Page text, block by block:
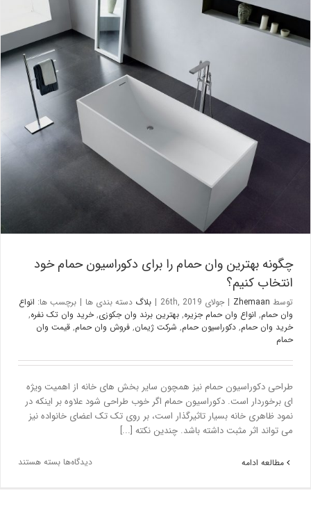
چگونه بهترین وان حمام را برای دکوراسیون حمام خود انتخاب کنیم؟
بلاگ
چگونه بهترین وان حمام را برای دکوراسیون حمام خود
انتخاب کنیم؟
توسطZhemaan
| جولای 26th, 2019 | بلاگدسته بندی ها برچسب ها: انواع
وان حمام,انواع وان حمام جزیره,بهترین برند وان جکوزی,خرید وان تک نفره ,
خرید وان حمام,دکوراسیون حمام,شرکت ژیمان,فروش وان حمام,قیمت وان
حمام
طراحی دکوراسیون حمام نیز همچون سایر بخش های خانه از اهمیت ویژه
ای برخوردار است. دکوراسیون حمام اگر خوب طراحی شود علاوه بر اینکه در
نمود ظاهری خانه بسیار تاثیرگذار است، بر روی تک تک اعضای خانواده نیز
می تواند اثر مثبت داشته باشد. چندین نکته [...]
مطالعه ادامه دیدگاه‌هابسته هستند